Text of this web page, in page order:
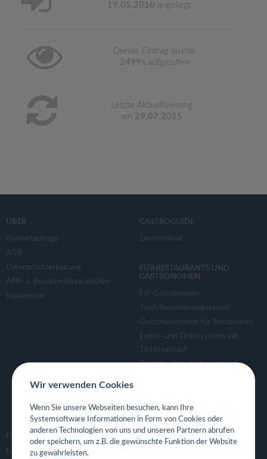
19.05.2010 angelegt
Dieser Eintrag wurde
2499x aufgerufen
Letzte Aktualisierung
am 29.07.2015
ÜBER
Kontaktanfrage
AGB
Datenschutzerklärung
APP- & Benutzerdaten löschen
Impressum
GASTROGUIDE
Deutschland
FÜR RESTAURANTS UND
GASTRONOMEN
Für Gastronomen
Tisch Reservierungsystem
Gutscheinsystem für Restaurants
Event- und Ticketsystem mit
Ticketverkauf
Bestellsystem Lieferung und
Eigene App für Restaurant
FOLGE UNS
Facebook
Wir verwenden Cookies
Wenn Sie unsere Webseiten besuchen, kann Ihre
Systemsoftware Informationen in Form von Cookies oder
anderen Technologien von uns und unseren Partnern abrufen
oder speichern, um z.B. die gewünschte Funktion der Website
zu gewährleisten.